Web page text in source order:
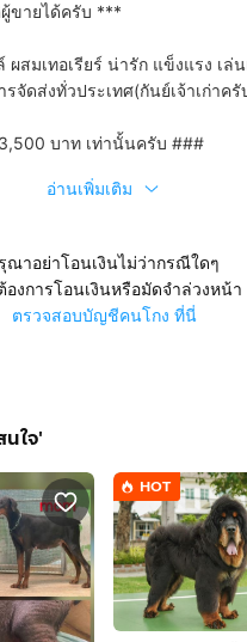
ขายได้ครับ ***
สมเทอเรียร์ น่ารัก แข็งแรง เล่น
จัดส่งทั่วประเทศ(กันย์เจ้าเก่าครั
บาท เท่านั้นครับ ###
อ่านเพิ่มเติม
ณาอย่าโอนเงินไม่ว่ากรณีใดๆ
องการโอนเงินหรือมัดจำล่วงหน้า
ตรวจสอบบัญชีคนโกง ที่นี่
ใจ'
HOT